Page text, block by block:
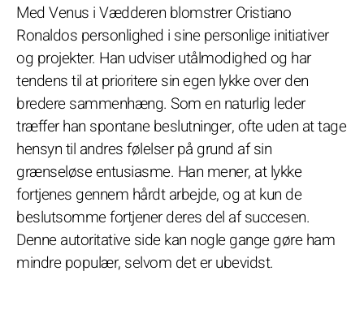
Med Venus i Vædderen blomstrer Cristiano
Ronaldos personlighed i sine personlige initiativer
og projekter. Han udviser utålmodighed og har
tendens til at prioritere sin egen lykke over den
bredere sammenhæng. Som en naturlig leder
træffer han spontane beslutninger, ofte uden at tage
hensyn til andres følelser på grund af sin
grænseløse entusiasme. Han mener, at lykke
fortjenes gennem hårdt arbejde, og at kun de
beslutsomme fortjener deres del af succesen.
Denne autoritative side kan nogle gange gøre ham
mindre populær, selvom det er ubevidst.